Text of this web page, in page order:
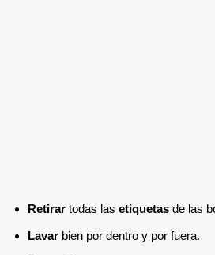
Retirar todas las etiquetas de las
Lavar bien por dentro y por fuera.